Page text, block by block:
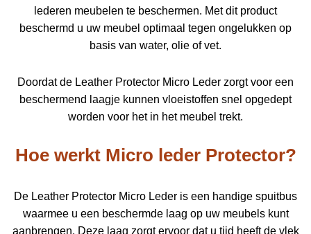
lederen meubelen te beschermen. Met dit product
beschermd u uw meubel optimaal tegen ongelukken op
basis van water, olie of vet.
Doordat de Leather Protector Micro Leder zorgt voor een
beschermend laagje kunnen vloeistoffen snel opgedept
worden voor het in het meubel trekt.
Hoe werkt Micro leder Protector?
De Leather Protector Micro Leder is een handige spuitbus
waarmee u een beschermde laag op uw meubels kunt
aanbrengen. Deze laag zorgt ervoor dat u tijd heeft de vlek